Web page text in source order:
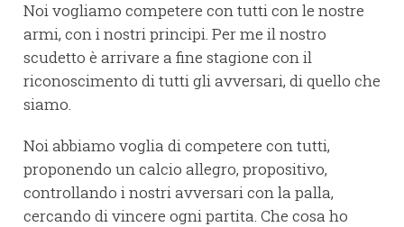
Noi vogliamo competere con tutti con le nostre
armi, con i nostri principi. Per me il nostro
scudetto è arrivare a fine stagione con il
riconoscimento di tutti gli avversari, di quello che
siamo.
Noi abbiamo voglia di competere con tutti,
proponendo un calcio allegro, propositivo,
controllando i nostri avversari con la palla,
cercando di vincere ogni partita. Che cosa ho